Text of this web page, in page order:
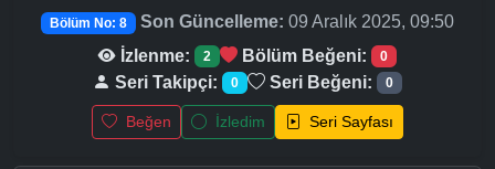
Bölüm No: 8 Son Güncelleme: 09 Aralık 2025, 09:50
İzlenme:
2 Bölüm Beğeni: 0
Seri Takipçi: 0 Seri Beğeni: 0
Beğen İzledim Seri Sayfası